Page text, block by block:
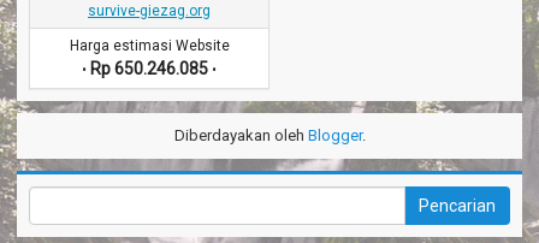
survive-giezag.org
Harga estimasi Website
• Rp 650.246.085 •
Diberdayakan oleh Blogger.